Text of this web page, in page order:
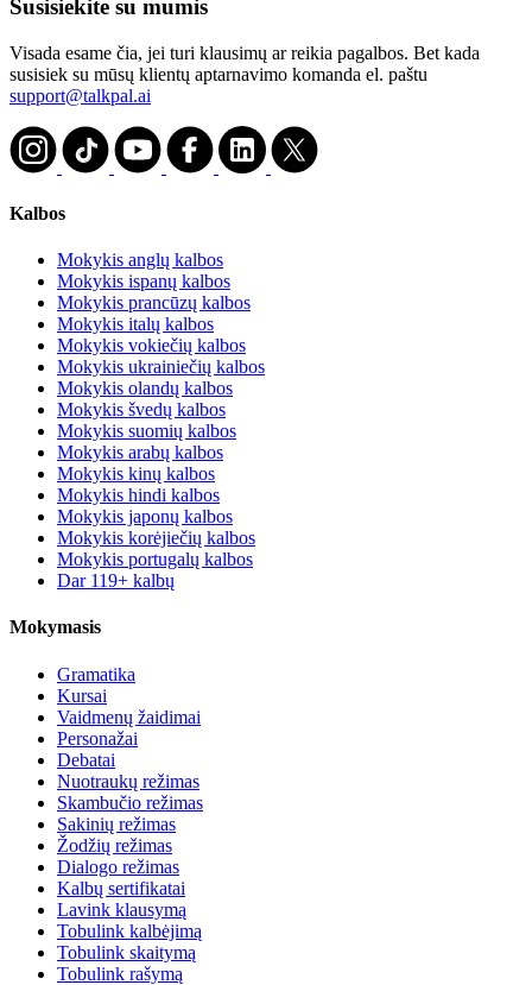
Susisiekite su mumis
Visada esame čia, jei turi klausimų ar reikia pagalbos. Bet kada
susisiek su mūsų klientų aptarnavimo komanda el. paštu
support@talkpal.ai
Kalbos
Mokykis anglų kalbos
Mokykis ispanų kalbos
Mokykis prancūzų kalbos
Mokykis italų kalbos
Mokykis vokiečių kalbos
Mokykis ukrainiečių kalbos
Mokykis olandų kalbos
Mokykis švedų kalbos
Mokykis suomių kalbos
Mokykis arabų kalbos
Mokykis kinų kalbos
Mokykis hindi kalbos
Mokykis japonų kalbos
Mokykis korėjiečių kalbos
Mokykis portugalų kalbos
Dar 119+ kalbų
Mokymasis
Gramatika
Kursai
Vaidmenų žaidimai
Personažai
Debatai
Nuotraukų režimas
Skambučio režimas
Sakinių režimas
Žodžių režimas
Dialogo režimas
Kalbų sertifikatai
Lavink klausymą
Tobulink kalbėjimą
Tobulink skaitymą
Tobulink rašymą